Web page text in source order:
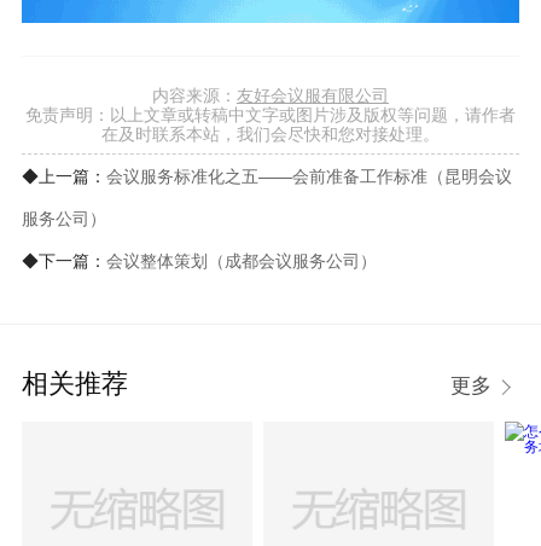
内容来源： 友好会议服有限公司
免责声明：以上文章或转稿中文字或图片涉及版权等问题，请作者
在及时联系本站，我们会尽快和您对接处理。
◆上一篇： 会议服务标准化之五——会前准备工作标准（昆明会议
服务公司）
◆下一篇： 会议整体策划（成都会议服务公司）
相关推荐 更多